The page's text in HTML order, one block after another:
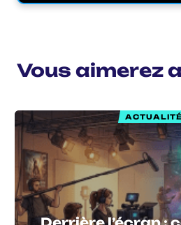
Vous aimerez